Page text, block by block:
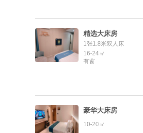
精选大床房
1张1.8米双人床
16-24㎡
有窗
豪华大床房
10-20㎡